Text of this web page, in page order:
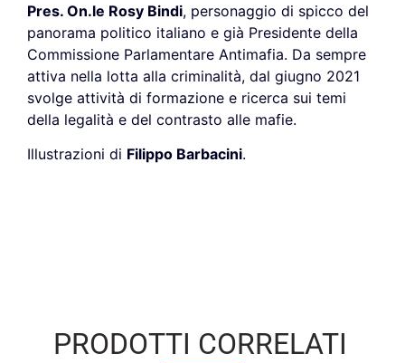
Pres. On.le Rosy Bindi, personaggio di spicco del
panorama politico italiano e già Presidente della
Commissione Parlamentare Antimafia. Da sempre
attiva nella lotta alla criminalità, dal giugno 2021
svolge attività di formazione e ricerca sui temi
della legalità e del contrasto alle mafie.
Illustrazioni di Filippo Barbacini.
PRODOTTI CORRELATI